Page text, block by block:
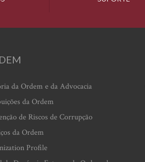
da Ordem e da Advocacia
da Ordem
de Riscos de Corrupção
da Ordem
Profile